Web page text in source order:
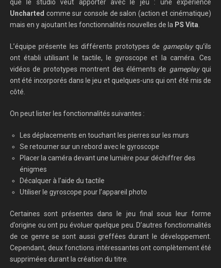
que le studio veut apporter avec le jeu : une expérience
Uncharted comme sur console de salon (action et cinématique)
mais en y ajoutant les fonctionnalités nouvelles de la PS Vita
L’équipe présente les différents prototypes de gameplayqu’ils
ont établi utilisant le tactile, le gyroscope et la caméra. Ces
vidéos de prototypes montrent des éléments de gameplayqui
ont été incorporés dans le jeu etquelques-uns qui ont été mis de
côté.
On peut lister les fonctionnalités suivantes :
Les déplacements en touchant les pierres sur les murs
Se retourner sur un rebord avec le gyroscope
Placer la caméra devant une lumière pour déchiffrer des
énigmes
Décalquer à l’aide du tactile
Utiliser le gyroscope pour l’appareil photo
Certaines sont présentes dans le jeu final sous leur forme
d’origine ou ont pu évoluer quelque peu. D’autres fonctionnalités
de ce genre se sont aussi greffées durant le développement.
Cependant, deux fonctions intéressantes ont complètement été
supprimées durant la création du titre